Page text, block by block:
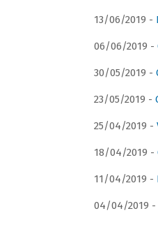
13/06/2019 -
06/06/2019 -
30/05/2019 -
23/05/2019 -
25/04/2019 -
18/04/2019 -
11/04/2019 -
04/04/2019 -